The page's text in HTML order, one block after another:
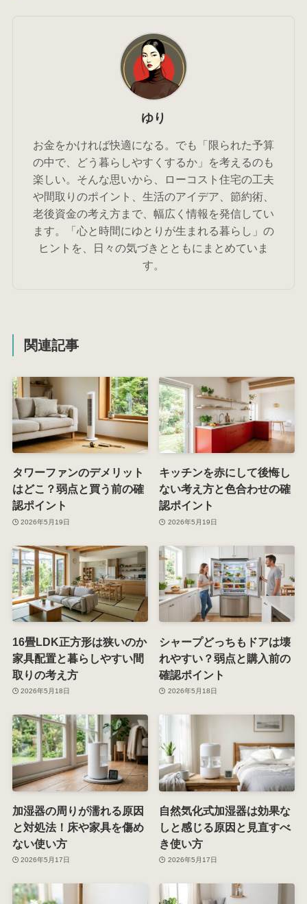
ゆり
お金をかければ快適になる。でも「限られた予算
の中で、どう暮らしやすくするか」を考えるのも
楽しい。そんな思いから、ローコスト住宅の工夫
や間取りのポイント、生活のアイデア、節約術、
老後資金の考え方まで、幅広く情報を発信してい
ます。「心と時間にゆとりが生まれる暮らし」の
ヒントを、日々の気づきとともにまとめていま
す。
関連記事
タワーファンのデメリット
はどこ？弱点と買う前の確
認ポイント
2026年5月19日
キッチンを赤にして後悔し
ない考え方と色合わせの確
認ポイント
2026年5月19日
16畳LDK正方形は狭いのか
家具配置と暮らしやすい間
取りの考え方
2026年5月18日
シャープどっちもドアは壊
れやすい？弱点と購入前の
確認ポイント
2026年5月18日
加湿器の周りが濡れる原因
と対処法！床や家具を傷め
ない使い方
2026年5月17日
自然気化式加湿器は効果な
しと感じる原因と見直すべ
き使い方
2026年5月17日